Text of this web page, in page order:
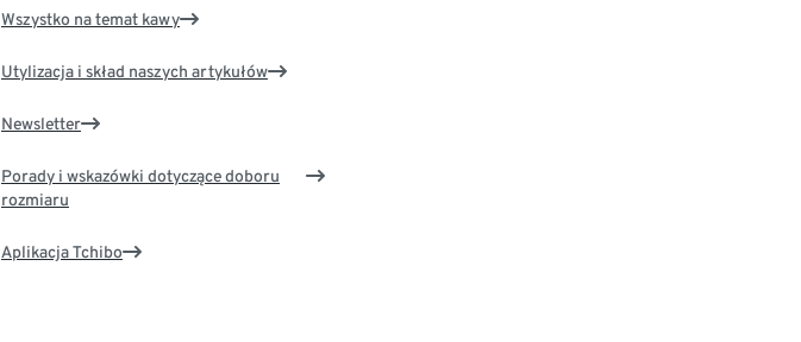
Wszystko na temat kawy
Utylizacja i skład naszych artykułów
Newsletter
Porady i wskazówki dotyczące doboru
rozmiaru
Aplikacja Tchibo